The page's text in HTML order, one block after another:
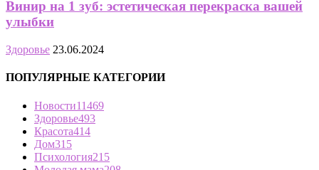
Винир на 1 зуб: эстетическая перекраска вашей
улыбки
Здоровье 23.06.2024
ПОПУЛЯРНЫЕ КАТЕГОРИИ
Новости11469
Здоровье493
Красота414
Дом315
Психология215